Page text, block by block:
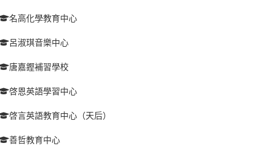
名高化學教育中心
呂淑琪音樂中心
唐嘉鏗補習學校
啓恩英語學習中心
啓言英語教育中心（天后）
善哲教育中心